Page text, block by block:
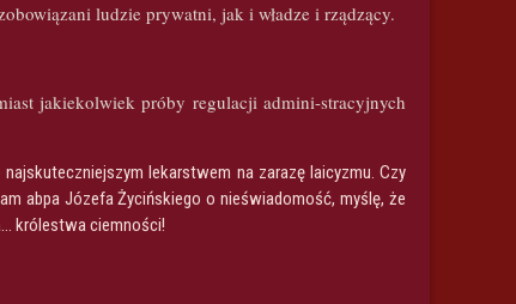
ludzie prywatni, jak i władze i rządzący.
jakiekolwiek próby regulacji admini-stracyjnych
lekarstwem na zarazę laicyzmu. Czy
abpa Józefa Życińskiego o nieświadomość, myślę, że
królestwa ciemności!